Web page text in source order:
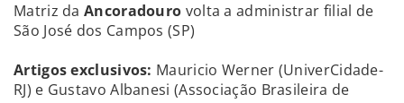
Matriz da Ancoradouro volta a administrar filial de
São José dos Campos (SP)
Artigos exclusivos: Mauricio Werner (UniverCidade-
RJ) e Gustavo Albanesi (Associação Brasileira de